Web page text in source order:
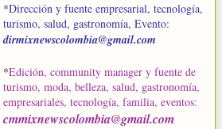
*Dirección y fuente empresarial, tecnología,
turismo, salud, gastronomía, Evento:
dirmixnewscolombia@gmail.com
*Edición, community manager y fuente de
turismo, moda, belleza, salud, gastronomía,
empresariales, tecnología, familia, eventos:
cmmixnewscolombia@gmail.com